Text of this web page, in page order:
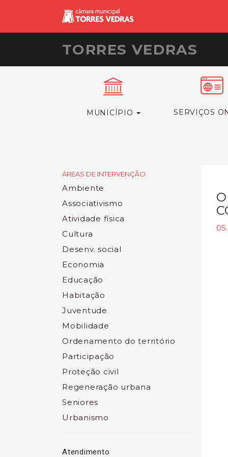
TORRES VEDRAS
MUNICÍPIO SERVIÇOS
ÁREAS DE INTERVENÇÃO
Ambiente
Associativismo
Atividade física
Cultura
Desenv. social
Economia
Educação
Habitação
Juventude
Mobilidade
Ordenamento do território
Participação
Proteção civil
Regeneração urbana
Seniores
Urbanismo
Atendimento